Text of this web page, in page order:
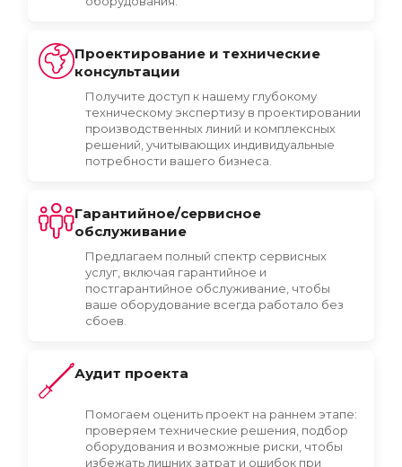
Проектирование и технические
консультации
Получите доступ к нашему глубокому
техническому экспертизу в проектировании
производственных линий и комплексных
решений, учитывающих индивидуальные
потребности вашего бизнеса.
Гарантийное/сервисное
обслуживание
Предлагаем полный спектр сервисных
услуг, включая гарантийное и
постгарантийное обслуживание, чтобы
ваше оборудование всегда работало без
сбоев.
Аудит проекта
Помогаем оценить проект на раннем этапе:
проверяем технические решения, подбор
оборудования и возможные риски, чтобы
избежать лишних затрат и ошибок при